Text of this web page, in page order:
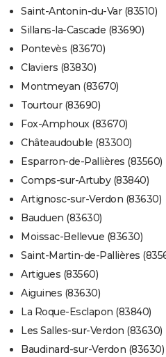
Saint-Antonin-du-Var (83510)
Sillans-la-Cascade (83690)
Pontevès (83670)
Claviers (83830)
Montmeyan (83670)
Tourtour (83690)
Fox-Amphoux (83670)
Châteaudouble (83300)
Esparron-de-Pallières (83560)
Comps-sur-Artuby (83840)
Artignosc-sur-Verdon (83630)
Bauduen (83630)
Moissac-Bellevue (83630)
Saint-Martin-de-Pallières
Artigues (83560)
Aiguines (83630)
La Roque-Esclapon (83840)
Les Salles-sur-Verdon (83630)
Baudinard-sur-Verdon (83630)